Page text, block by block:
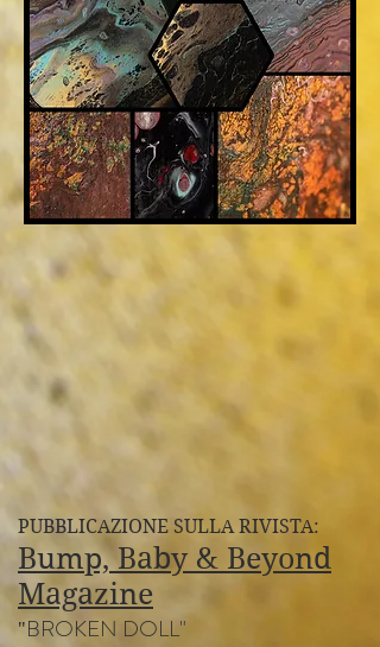
PUBBLICAZIONE SULLA RIVISTA:
Bump, Baby & Beyond
Magazine
"BROKEN DOLL"